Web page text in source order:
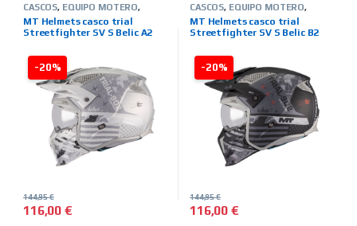
-20%
CASCOS, EQUIPO MOTERO,
MARCAS
MT
HELMETS,TIENDA ON LINE
MT Helmets casco trial
Streetfighter SV S Belic A2
116,00€
144,95€
Este producto tiene múltiples variantes. Las opciones se
-20%
CASCOS, EQUIPO MOTERO,
MARCAS
MT
HELMETS,TIENDA ON LINE
MT Helmets casco trial
Streetfighter SV S Belic B2
116,00€
144,95€
Este producto tiene múltiples